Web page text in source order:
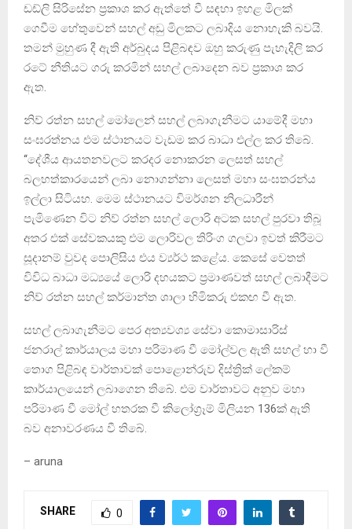
ඩඩ්ලි සිරිසේන ප්‍රකාශ කර ඇත්​තේ වී සඳහා ඉහළ මිලක්
ගෙවීම හේතුවෙන් සහල් අඩු මිලකට ලබාදිය නොහැකි බවයි.
තමන් මුහුණ දී ඇති අර්බුදය පිළිබඳව ඔහු කරුණු පැහැදිලි කර
රටේ නීතියට ගරු කරමින් සහල් ලබාදෙන බව ප්‍රකාශ කර
ඇත.
නිව් රත්න සහල් මෝලෙන් සහල් ලබාගැනීමට යාමේදී මහා
සංඝරත්නය එම ස්ථානයට වැඩම කර බාධා එල්ල කර තිබේ.
‘‘දේශීය ආයතනවලට කරදර නොකරන ලෙසත් සහල්
බලහත්කාරයෙන් ලබා නොගන්නා ලෙසත් මහා සංඝතරන්ය
ඉල්ලා සිටියහ. මෙම ස්ථානයට විමර්ශන නිලධාරීන්
පැමිණෙන විට නිව් රත්න සහල් ලොරි අටක සහල් පුරවා තිබූ
අතර එක් සේවකයකු එම ලොරිවල තිරිංග ගලවා ඉවත් කිරීමට
සූදානම් වුවද පොලිසිය එය ව්‍යර්ථ කළේය. කෙසේ වෙතත්
විවිධ බාධා මධ්‍යයේ ලොරි දහයකට ප්‍රමාණවත් සහල් ලබාදීමට
නිව් රත්න සහල් කර්මාන්ත ශාලා හිමිකරු එකඟ වී ඇත.
සහල් ලබාගැනීමට පෙර අත්‍යවශ්‍ය සේවා කොමාසාරිස්
ජනරාල් කාර්යාලය මහා පරිමාණ වී මෝල්වල ඇති සහල් හා වී
තොග පිළිබඳ වාර්තාවක් පොළොන්රුව දිස්ත්‍රික් ලේකම්
කාර්යාලයෙන් ලබාගෙන තිබේ. එම වාර්තාවට අනුව මහා
පරිමාණ වී මෝල් හතරක වී කිලෝග්‍රෑම් මිලියන 136ක් ඇති
බව අනාවරණය වී තිබේ.
– aruna
SHARE 0